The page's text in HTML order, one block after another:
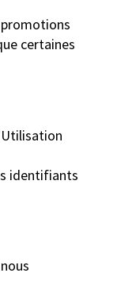
certaines
identifiants